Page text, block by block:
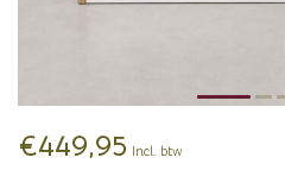
€449,95 Incl. btw